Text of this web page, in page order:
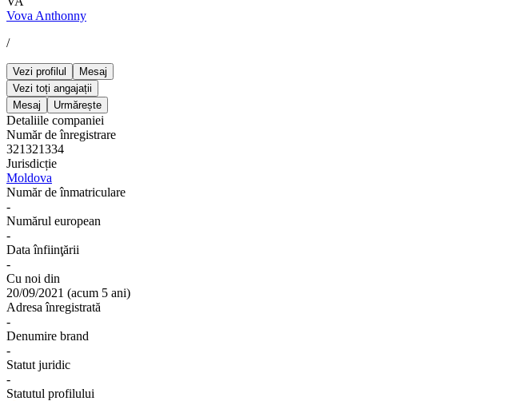
Vova Anthonny
/
Vezi profilul
Mesaj
Vezi toți angajații
Mesaj
Urmărește
Detaliile companiei
Număr de înregistrare
321321334
Jurisdicție
Moldova
Număr de înmatriculare
-
Numărul european
-
Data înfiinţării
-
Cu noi din
20/09/2021 (acum 5 ani)
Adresa înregistrată
-
Denumire brand
-
Statut juridic
-
Statutul profilului